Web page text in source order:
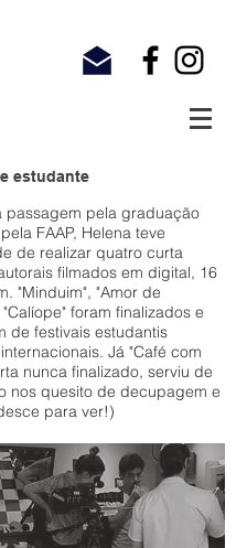
estudante​
passagem pela graduação
FAAP, Helena teve
de realizar quatro curta
filmados em digital, 16
"Minduim", "Amor de
foram finalizados e
de festivais estudantis
Já "Café com
nunca finalizado, serviu de
nos quesito de decupagem e
para ver!)